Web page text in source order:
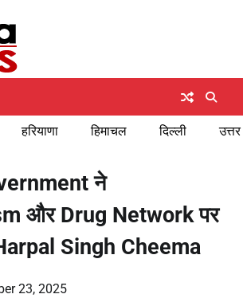
हरियाणा हिमाचल दिल्ली
ने
और Drug Network पर
Singh Cheema
23, 2025